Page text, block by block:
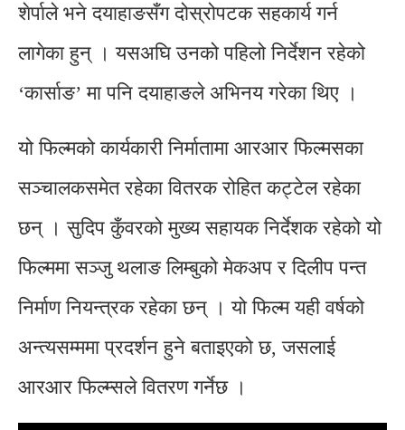
शेर्पाले भने दयाहाङसँग दोस्रोपटक सहकार्य गर्न
लागेका हुन् । यसअघि उनको पहिलो निर्देशन रहेको
‘कार्साङ’ मा पनि दयाहाङले अभिनय गरेका थिए ।
यो फिल्मको कार्यकारी निर्मातामा आरआर फिल्मसका
सञ्चालकसमेत रहेका वितरक रोहित कट्टेल रहेका
छन् । सुदिप कुँवरको मुख्य सहायक निर्देशक रहेको यो
फिल्ममा सञ्जु थलाङ लिम्बुको मेकअप र दिलीप पन्त
निर्माण नियन्त्रक रहेका छन् । यो फिल्म यही वर्षको
अन्त्यसम्ममा प्रदर्शन हुने बताइएको छ, जसलाई
आरआर फिल्म्सले वितरण गर्नेछ ।